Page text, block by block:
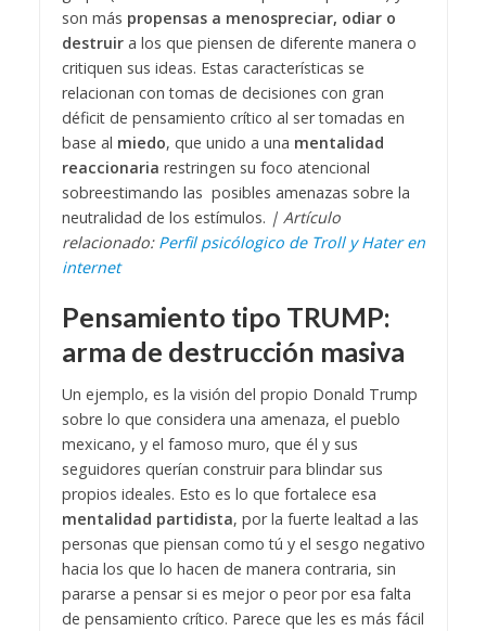
son más propensas a menospreciar, odiar o
destruir a los que piensen de diferente manera o
critiquen sus ideas. Estas características se
relacionan con tomas de decisiones con gran
déficit de pensamiento crítico al ser tomadas en
base al miedo, que unido a una mentalidad
reaccionaria restringen su foco atencional
sobreestimando las posibles amenazas sobre la
neutralidad de los estímulos. | Artículo
relacionado: Perfil psicólogico de Troll y Hater en
internet
Pensamiento tipo TRUMP:
arma de destrucción masiva
Un ejemplo, es la visión del propio Donald Trump
sobre lo que considera una amenaza, el pueblo
mexicano, y el famoso muro, que él y sus
seguidores querían construir para blindar sus
propios ideales. Esto es lo que fortalece esa
mentalidad partidista, por la fuerte lealtad a las
personas que piensan como tú y el sesgo negativo
hacia los que lo hacen de manera contraria, sin
pararse a pensar si es mejor o peor por esa falta
de pensamiento crítico. Parece que les es más fácil